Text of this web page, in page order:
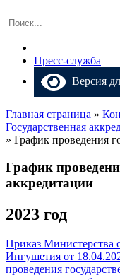
Пресс-служба
Версия
Главная страница »
Государственная
» График проведения
График
аккредитации
2023 год
Приказ Министерства
Ингушетия от
проведения